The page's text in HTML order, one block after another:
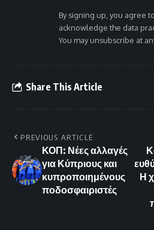
By signing up, you agree
acknowledge the data
You may unsubscribe at
Share This Article
PREVIOUS ARTICLE
ΚΟΠ: Νέες αλλαγές
για Κύπριους και
κυπροποιημένους
ποδοσφαιριστές
Η